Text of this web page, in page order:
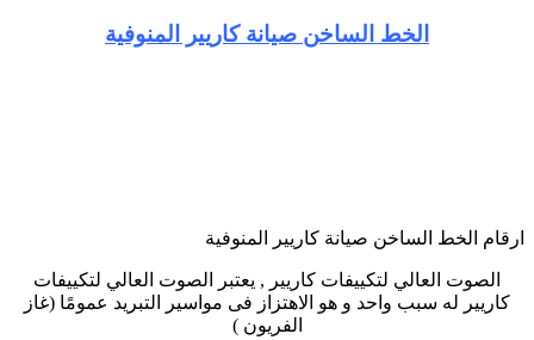
الخط الساخن صيانة كاريير المنوفية
ارقام الخط الساخن صيانة كاريير المنوفية
الصوت العالي لتكييفات كاريير , يعتبر الصوت العالي لتكييفات
كاريير له سبب واحد و هو الاهتزاز فى مواسير التبريد عمومًا (غاز
الفريون )